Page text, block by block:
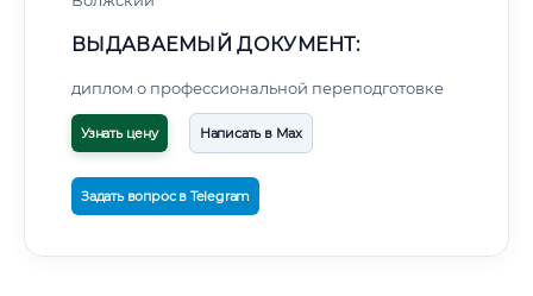
ВЫДАВАЕМЫЙ ДОКУМЕНТ:
диплом о профессиональной переподготовке
Узнать цену Написать в Max
Задать вопрос в Telegram